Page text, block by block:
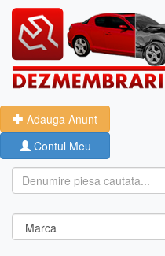
Adauga Anunt
Contul Meu